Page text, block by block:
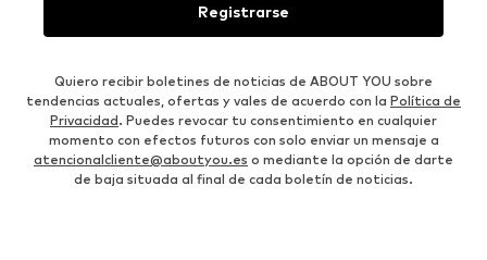
Registrarse
Quiero recibir boletines de noticias de ABOUT YOU sobre
tendencias actuales, ofertas y vales de acuerdo con la Política de
Privacidad. Puedes revocar tu consentimiento en cualquier
momento con efectos futuros con solo enviar un mensaje a
atencionalcliente@aboutyou.es o mediante la opción de darte
de baja situada al final de cada boletín de noticias.